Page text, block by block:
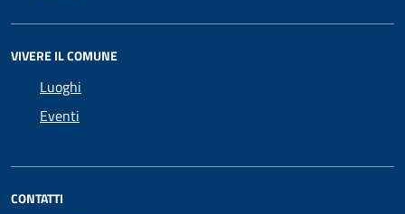
VIVERE IL COMUNE
Luoghi
Eventi
CONTATTI